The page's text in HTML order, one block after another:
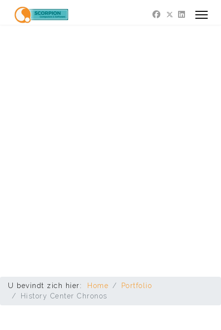
U bevindt zich hier: Home
Portfolio
History Center Chronos